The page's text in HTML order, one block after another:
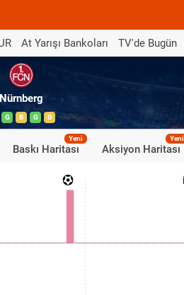
At Yarışı Bankoları TV'de Bugün
Nürnberg
G B G B
Baskı Haritası
Yeni
Aksiyon Haritası
Yeni